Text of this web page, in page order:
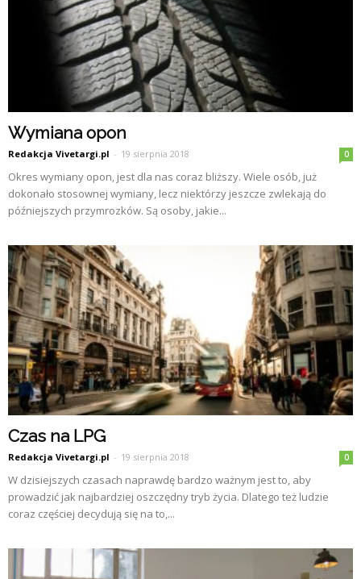
Wymiana opon
Redakcja Vivetargi.pl - 19 sierpnia 2018 0
Okres wymiany opon, jest dla nas coraz bliższy. Wiele osób, już
dokonało stosownej wymiany, lecz niektórzy jeszcze zwlekają do
późniejszych przymrozków. Są osoby, jakie...
Czas na LPG
Redakcja Vivetargi.pl - 19 sierpnia 2018 0
W dzisiejszych czasach naprawdę bardzo ważnym jest to, aby
prowadzić jak najbardziej oszczędny tryb życia. Dlatego też ludzie
coraz częściej decydują się na to,...